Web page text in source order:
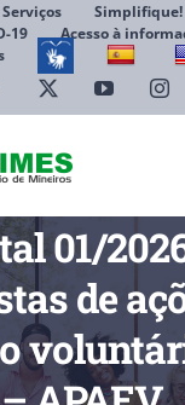
Serviços Simplifique!
19
Acesso à
Facebook YouTube
01/
de